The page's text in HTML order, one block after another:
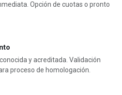
Opción de cuotas o pronto
y acreditada. Validación
proceso de homologación.